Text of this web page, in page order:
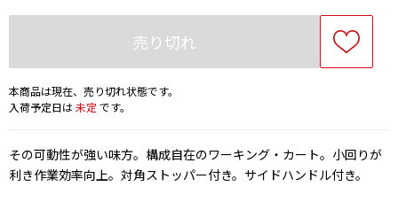
売り切れ
本商品は現在、売り切れ状態です。
入荷予定日は未定 です。
その可動性が強い味方。構成自在のワーキング・カート。小回りが
利き作業効率向上。対角ストッパー付き。サイドハンドル付き。